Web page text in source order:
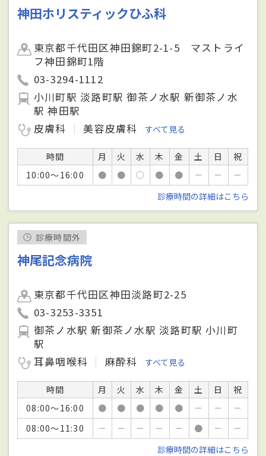
神田ホリスティックひふ科
東京都千代田区神田錦町2-1-5 マストライ
フ神田錦町1階
03-3294-1112
小川町駅 淡路町駅 御茶ノ水駅 新御茶ノ水
駅 神田駅
皮膚科
美容皮膚科 すべて見る
時間 月 火 水 木 金 土 日
祝
10:00～16:00
● ● ○ ● ● － －
－
診療時間の詳細はこちら
診療時間外
神尾記念病院
東京都千代田区神田淡路町2-25
03-3253-3351
御茶ノ水駅 新御茶ノ水駅 淡路町駅 小川町
駅
耳鼻咽喉科
麻酔科 すべて見る
時間 月 火 水 木 金 土 日
祝
08:00～16:00
● ● ● ● ● － －
－
08:00～11:30
－ － － － － ● －
－
診療時間の詳細はこちら